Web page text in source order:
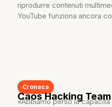
riprodurre contenuti
YouTube funziona ancora
Cronaca
Caos Hacking
«Abbiamo perso la